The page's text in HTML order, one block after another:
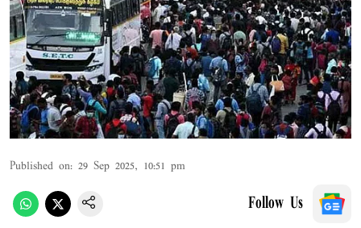
Published on: 29 Sep 2025, 10:51 pm
Follow Us